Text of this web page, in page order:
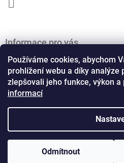
Používáme cookies, abychom
prohlížení webu a díky analýze
zlepšovali jeho funkce, výkon a
informací
Odmítnout
Informace pro vás
O nás
Obchodní podmínky
Podmínky ochrany osobních údajů
Kontaktní formulář
Vytvořil Shoptet Copyright 2026